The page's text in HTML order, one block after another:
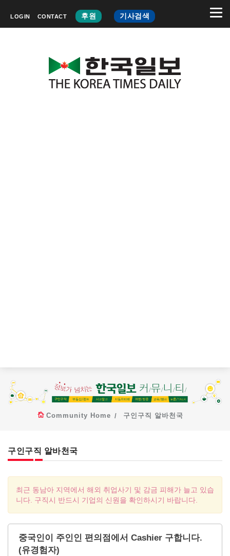
LOGIN CONTACT 후원 기사검색
Community Home 구인구직 알바천국
구인구직 알바천국
최근 동남아 지역에서 해외 취업사기 및 감금 피해가 늘고 있습
니다. 구직시 반드시 기업의 신원을 확인하시기 바랍니다.
중국인이 주인인 편의점에서 Cashier 구합니다.
(유경험자)